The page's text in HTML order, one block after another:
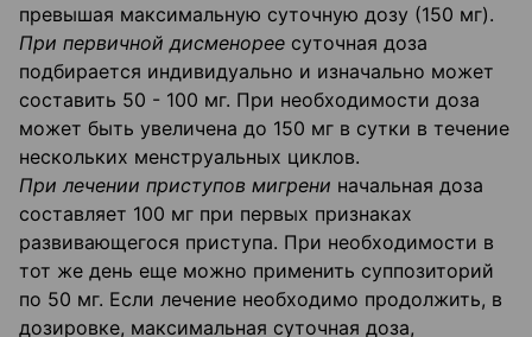
превышая максимальную суточную дозу (150 мг).
При первичной дисменорее суточная доза
подбирается индивидуально и изначально может
составить 50 - 100 мг. При необходимости доза
может быть увеличена до 150 мг в сутки в течение
нескольких менструальных циклов.
При лечении приступов мигрени начальная доза
составляет 100 мг при первых признаках
развивающегося приступа. При необходимости в
тот же день еще можно применить суппозиторий
по 50 мг. Если лечение необходимо продолжить, в
дозировке, максимальная суточная доза,